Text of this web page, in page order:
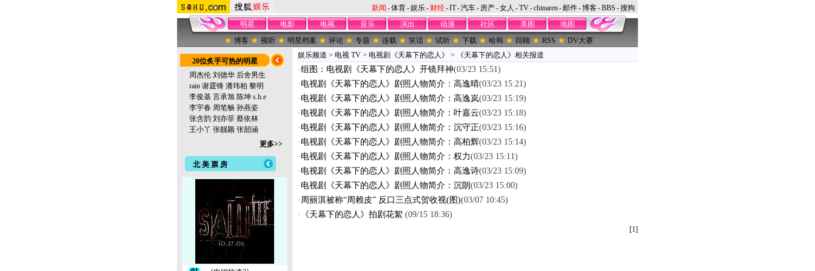
新闻 -体育-娱乐- 财经-IT-汽车- 房产-女人 -TV-chinaren-邮件-博客-BBS -搜狗
明星
电影 电视 音乐 演出 动漫 社区 美图
地图
博客
视听 明星档案 评论 专题 连载 笑话 试听 下载 哈韩 回顾 RSS DV大赛
20位炙手可热的明星
周杰伦 刘德华 后舍男生
rain 谢霆锋 潘玮柏 黎明
李俊基 言承旭 陈坤 s.h.e
李宇春 周笔畅 孙燕姿
张含韵 刘亦菲 蔡依林
王小丫 张靓颖 张韶涵
更多>>
北 美 票 房
娱乐频道 > 电视 TV > 电视剧《天幕下的恋人》 > 《天幕下的恋人》相关报道
·组图：电视剧《天幕下的恋人》开镜拜神(03/23 15:51)
· 电视剧《天幕下的恋人》剧照人物简介：高逸晴(03/23 15:21)
· 电视剧《天幕下的恋人》剧照人物简介：高逸岚(03/23 15:19)
· 电视剧《天幕下的恋人》剧照人物简介：叶嘉云(03/23 15:18)
· 电视剧《天幕下的恋人》剧照人物简介：沉守正(03/23 15:16)
· 电视剧《天幕下的恋人》剧照人物简介：高柏辉(03/23 15:14)
· 电视剧《天幕下的恋人》剧照人物简介：权力(03/23 15:11)
· 电视剧《天幕下的恋人》剧照人物简介：高逸诗(03/23 15:09)
· 电视剧《天幕下的恋人》剧照人物简介：沉朗(03/23 15:00)
· 周丽淇被称“周赖皮” 反口三点式贺收视(图)(03/07 10:45)
·
《天幕下的恋人》拍剧花絮 (09/15 18:36)
[1]